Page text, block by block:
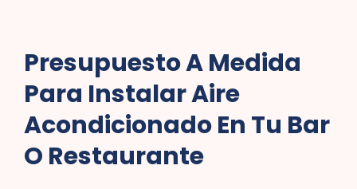
Presupuesto A Medida
Para Instalar Aire
Acondicionado En Tu Bar
O Restaurante